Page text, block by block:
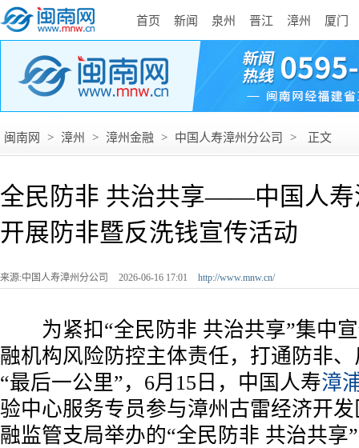
首页 新闻 泉州 晋江 漳州 厦门
闽南网 > 漳州 > 漳州金融 > 中国人寿漳州分公司 > 正文
全民防非 共治共享——中国人寿
开展防非暨反洗钱宣传活动
来源:中国人寿漳州分公司 2026-06-16 17:01 http://www.mnw.cn/
为紧扣“全民防非 共治共享”集中宣
融机构风险防控主体责任，打通防非
“最后一公里”，6月15日，中国人寿漳
验中心服务专员参与漳州古雷经济开
融监管支局举办的“全民防非 共治共享